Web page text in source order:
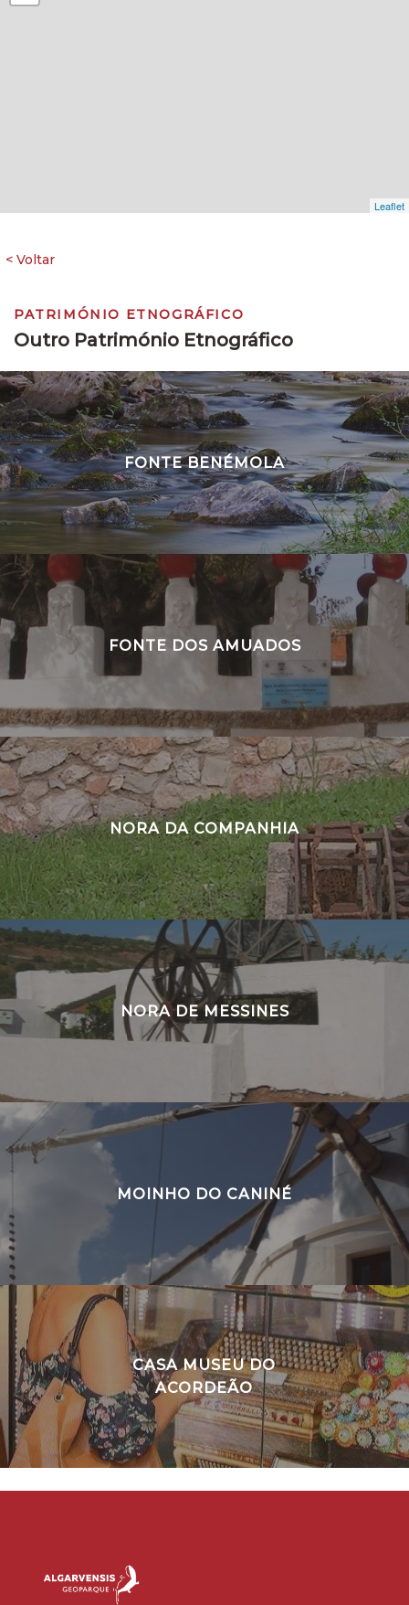
Leaflet
PATRIMÓNIO ETNOGRÁFICO
Outro Património Etnográfico
FONTE BENÉMOLA
FONTE DOS AMUADOS
NORA DA COMPANHIA
NORA DE MESSINES
MOINHO DO CANINÉ
CASA MUSEU DO
ACORDEÃO